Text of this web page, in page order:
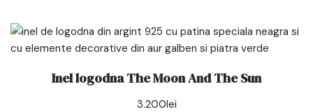
Inel logodna The Moon And The Sun
3.200lei